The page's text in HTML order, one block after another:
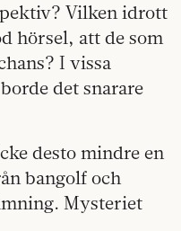
Vilken idrott
hörsel, att de som
I vissa
det snarare
desto mindre en
bangolf och
Mysteriet